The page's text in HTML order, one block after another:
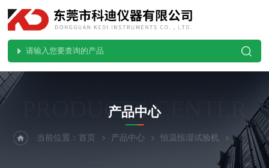
PRODUCTS CENTER
产品中心
当前位置：首页 产品中心 恒温恒湿试验机 可程式